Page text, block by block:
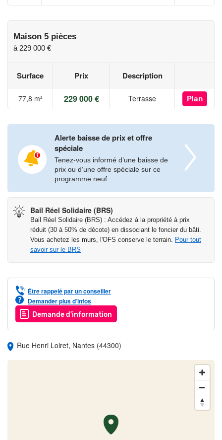
Maison 5 pièces
à 229 000 €
Surface Prix Description
77,8 m² 229 000 € Terrasse Plan
Alerte baisse de prix et offre
spéciale
Tenez-vous informé d’une baisse de
prix ou d’une offre spéciale sur ce
programme neuf
Bail Réel Solidaire (BRS)
Bail Réel Solidaire (BRS) : Accédez à la propriété à prix
réduit (30 à 50% de décote) en dissociant le foncier du bâti.
Vous achetez les murs, l'OFS conserve le terrain. Pour tout
savoir sur le BRS
Être rappelé par un conseiller
Demander plus d’infos
Demande d'information
Rue Henri Loiret, Nantes (44300)